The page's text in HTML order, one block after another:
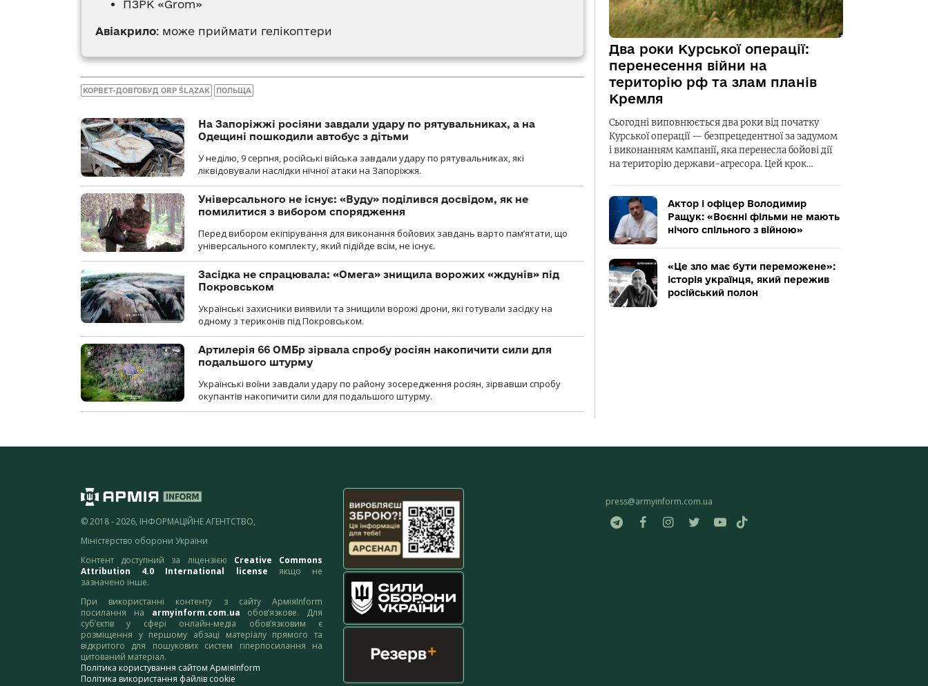
ПЗРК «Grom»
Авіакрило: може приймати гелікоптери
КОРВЕТ-ДОВГОБУД ORP ŚLĄZAK ПОЛЬЩА
На Запоріжжі росіяни завдали удару по рятувальниках, а на
Одещині пошкодили автобус з дітьми
У неділю, 9 серпня, російські війська завдали удару по рятувальниках, які
ліквідовували наслідки нічної атаки на Запоріжжя.
Універсального не існує: «Вуду» поділився досвідом, як не
помилитися з вибором спорядження
Перед вибором екіпірування для виконання бойових завдань варто пам’ятати, що
універсального комплекту, який підійде всім, не існує.
Засідка не спрацювала: «Омега» знищила ворожих «ждунів» під
Покровськом
Українські захисники виявили та знищили ворожі дрони, які готували засідку на
одному з териконів під Покровськом.
Артилерія 66 ОМБр зірвала спробу росіян накопичити сили для
подальшого штурму
Українські воїни завдали удару по району зосередження росіян, зірвавши спробу
окупантів накопичити сили для подальшого штурму.
Два роки Курської операції:
перенесення війни на
територію рф та злам планів
Кремля
Сьогодні виповнюється два роки від початку
Курської операції — безпрецедентної за задумом
і виконанням кампанії, яка перенесла бойові дії
на територію держави-агресора. Цей крок…
Актор і офіцер Володимир
Ращук: «Воєнні фільми не мають
нічого спільного з війною»
«Це зло має бути переможене»:
історія українця, який пережив
російський полон
© 2018 - 2026, ІНФОРМАЦІЙНЕ АГЕНТСТВО,
Міністерство оборони України
Контент доступний за ліцензією Creative Commons
Attribution 4.0 International license якщо не
зазначено інше.
При використанні контенту з сайту АрміяInform
посилання на armyinform.com.ua обов’язкове. Для
суб’єктів у сфері онлайн-медіа обов’язковим є
розміщення у першому абзаці матеріалу прямого та
відкритого для пошукових систем гіперпосилання на
цитований матеріал.
Політика користування сайтом АрміяInform
Політика використання файлів cookie
press@armyinform.com.ua